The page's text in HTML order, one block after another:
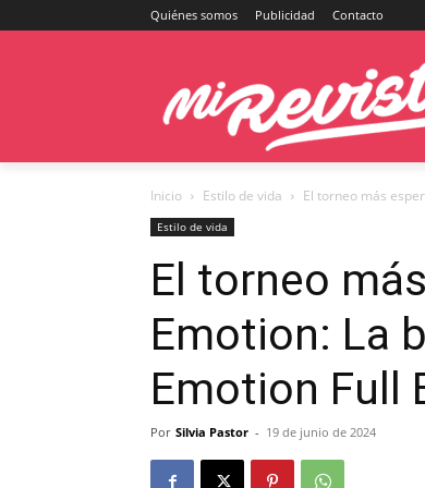
Quiénes somos Publicidad Contacto
Inicio Estilo de vida El torneo más
Estilo de vida
El torneo
Emotion: La
Emotion Full
Por Silvia Pastor - 19 de junio de 2024